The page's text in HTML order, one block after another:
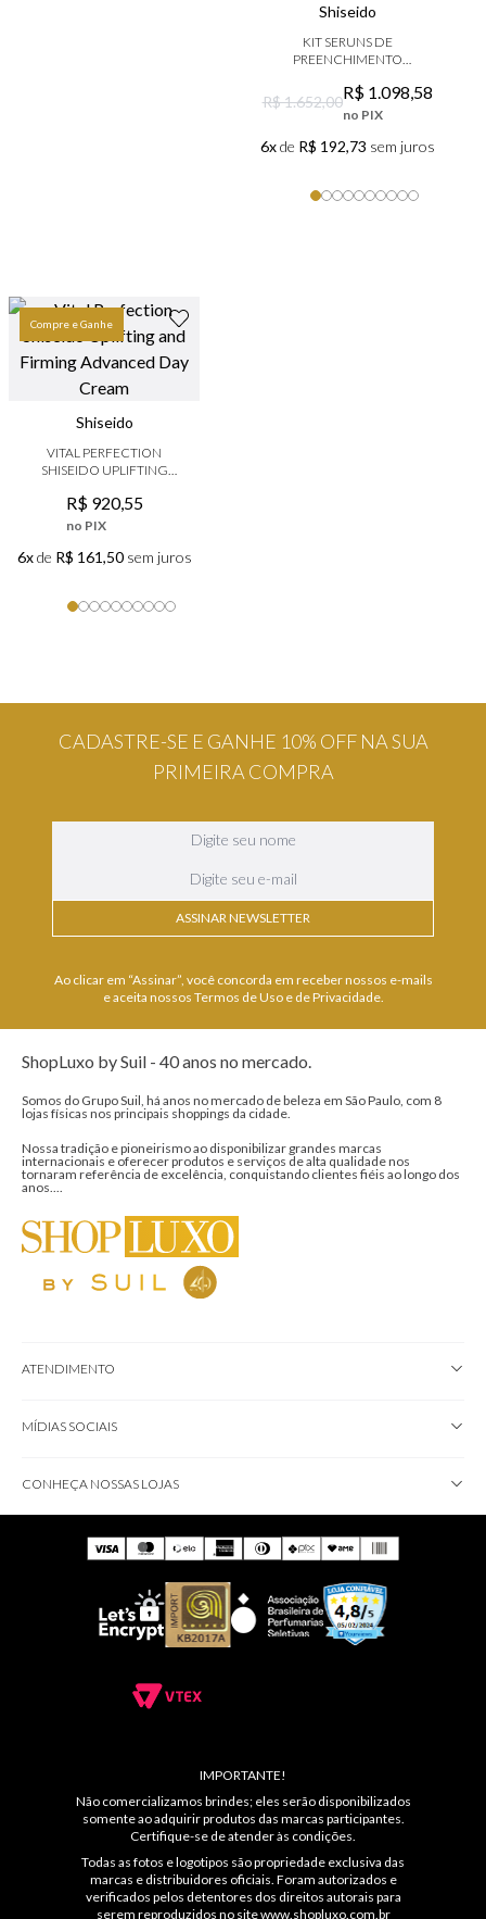
Shiseido
KIT SERUNS DE
PREENCHIMENTO
PERFORMANCE SKIN
FILLER REFIL
R$ 1.652,00R$ 1 098 58
no PIX
6xde R$ 192,73 sem juros
Compre e Ganhe
Shiseido
VITAL PERFECTION
SHISEIDO UPLIFTING
ADVANCED DAY
CREAM
R$ 920,55
no PIX
6xde R$ 161,50sem juros
CADASTRE-SE E GANHE 10% OFF NA SUA
PRIMEIRA COMPRA
ASSINAR NEWSLETTER
Ao clicar em “Assinar”, você concorda em receber nossos e-mails
e aceita nossos Termos de Uso e de Privacidade.
ShopLuxo by Suil - 40 anos no mercado.
Somos do Grupo Suil, há anos no mercado de beleza em São Paulo, com 8
lojas físicas nos principais shoppings da cidade.
Nossa tradição e pioneirismo ao disponibilizar grandes marcas
internacionais e oferecer produtos e serviços de alta qualidade nos
tornaram referência de excelência, conquistando clientes fiéis ao longo dos
anos....
ATENDIMENTO
MÍDIAS SOCIAIS
CONHEÇA NOSSAS LOJAS
IMPORTANTE!
Não comercializamos brindes; eles serão disponibilizados
somente ao adquirir produtos das marcas participantes.
Certifique-se de atender às condições.
Todas as fotos e logotipos são propriedade exclusiva das
marcas e distribuidores oficiais. Foram autorizados e
verificados pelos detentores dos direitos autorais para
serem reproduzidos no sitewww.shopluxo.com.br